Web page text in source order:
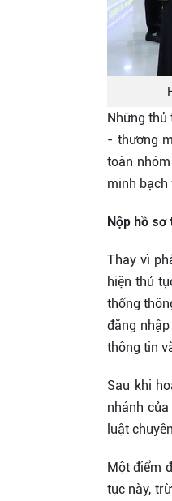
Những thủ
- thương
toàn
minh bạch
Nộp hồ
Thay vì
hiện thủ
thống
đăng
thông tin
Sau khi
nhánh
luật
Một điểm
tục này,